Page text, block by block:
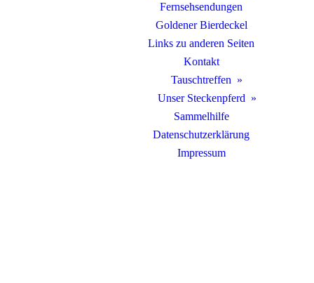
Fernsehsendungen
Goldener Bierdeckel
Links zu anderen Seiten
Kontakt
Tauschtreffen
Unser Steckenpferd
Sammelhilfe
Datenschutzerklärung
Impressum